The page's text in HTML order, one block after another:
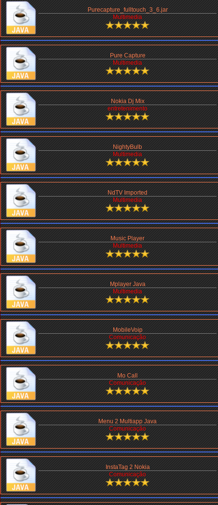
Purecapture_fulltouch_3_6.jar
Multimedia
Pure Capture
Multimedia
Nokia Dj Mix
entretenimento
NightyBulb
Multimedia
NdTV Imported
Multimedia
Music Player
Multimedia
Mplayer Java
Multimedia
MobileVoip
Comunicação
Mo Call
Comunicação
Menu 2 Multiapp Java
Comunicação
InstaTag 2 Nokia
Comunicação